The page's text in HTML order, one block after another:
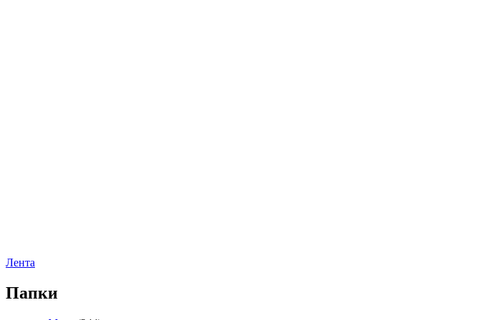
Лента
Папки